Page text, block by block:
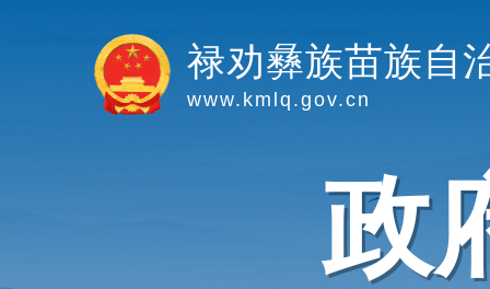
禄劝彝族苗族自
www.kmlq.gov.cn
政